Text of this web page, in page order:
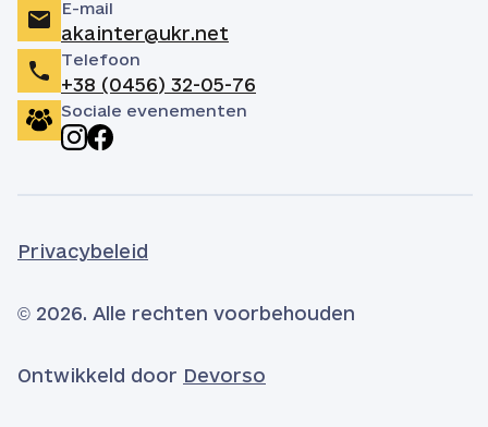
E-mail
akainter@ukr.net
Telefoon
+38 (0456) 32-05-76
Sociale evenementen
Privacybeleid
© 2026. Alle rechten voorbehouden
Ontwikkeld door Devorso